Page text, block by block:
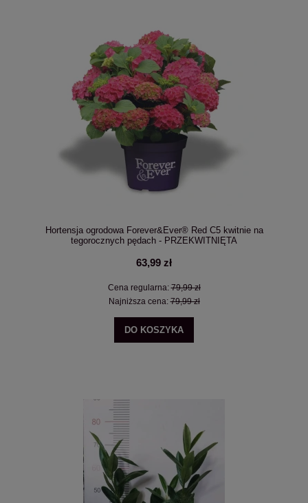
Hortensja ogrodowa Forever&Ever® Red C5 kwitnie na
tegorocznych pędach - PRZEKWITNIĘTA
63,99 zł
Cena regularna:79,99 zł
Najniższa cena:79,99 zł
DO KOSZYKA